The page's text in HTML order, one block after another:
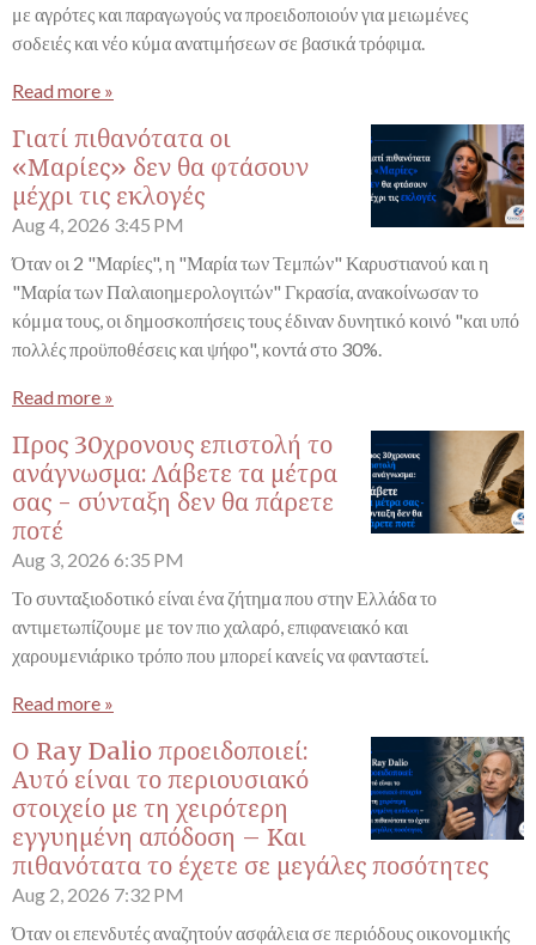
με αγρότες και παραγωγούς να προειδοποιούν για μειωμένες
σοδειές και νέο κύμα ανατιμήσεων σε βασικά τρόφιμα.
Read more »
Γιατί πιθανότατα οι
«Μαρίες» δεν θα φτάσουν
μέχρι τις εκλογές
Aug 4, 2026 3:45 PM
Όταν οι 2 "Μαρίες", η "Μαρία των Τεμπών" Καρυστιανού και η
"Μαρία των Παλαιοημερολογιτών" Γκρασία, ανακοίνωσαν το
κόμμα τους, οι δημοσκοπήσεις τους έδιναν δυνητικό κοινό "και υπό
πολλές προϋποθέσεις και ψήφο", κοντά στο 30%.
Read more »
Προς 30χρονους επιστολή το
ανάγνωσμα: Λάβετε τα μέτρα
σας - σύνταξη δεν θα πάρετε
ποτέ
Aug 3, 2026 6:35 PM
Το συνταξιοδοτικό είναι ένα ζήτημα που στην Ελλάδα το
αντιμετωπίζουμε με τον πιο χαλαρό, επιφανειακό και
χαρουμενιάρικο τρόπο που μπορεί κανείς να φανταστεί.
Read more »
Ο Ray Dalio προειδοποιεί:
Αυτό είναι το περιουσιακό
στοιχείο με τη χειρότερη
εγγυημένη απόδοση – Και
πιθανότατα το έχετε σε μεγάλες ποσότητες
Aug 2, 2026 7:32 PM
Όταν οι επενδυτές αναζητούν ασφάλεια σε περιόδους οικονομικής